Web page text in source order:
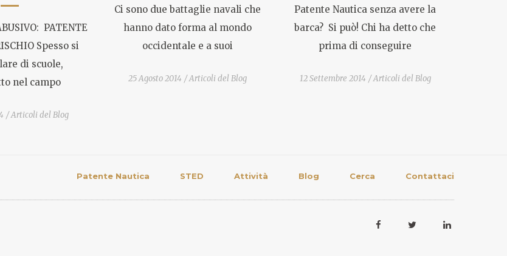
PATENTE
Spesso si
di scuole,
nel campo
Articoli del Blog
Ci sono due battaglie navali che
hanno dato forma al mondo
occidentale e a suoi
25 Agosto 2014 Articoli del Blog
Patente Nautica senza avere la
barca? Si può! Chi ha detto che
prima di conseguire
12 Settembre 2014 Articoli del Blog
Patente Nautica STED Attività Blog Cerca Contattaci